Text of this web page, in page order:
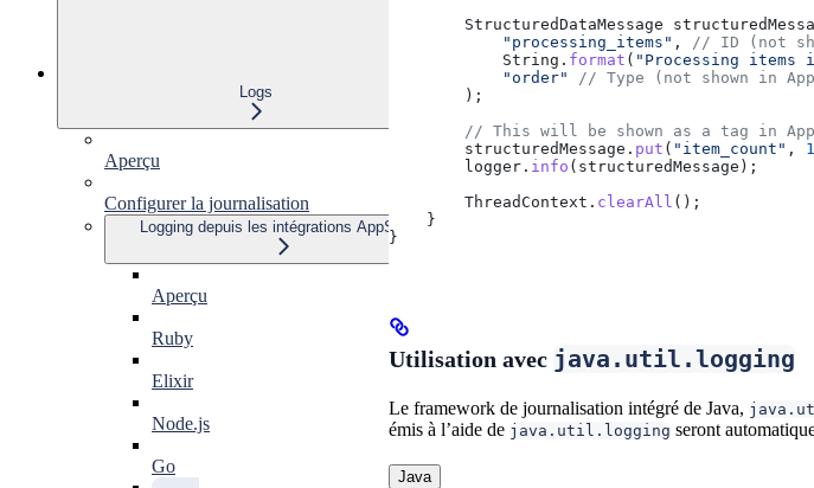
Logs
Aperçu
Configurer la journalisation
Logging depuis les intégrations AppSignal
Aperçu
Ruby
Elixir
Node.js
Go
        StructuredDataMessage
            "processing_items"
, // ID (not
            String
. format ( "Processing items
            "order"
// Type (not shown in
        );
// This will be shown as a tag in
        structuredMessage
. put ( "item_count" ,
        logger
. info (structuredMessage);
        ThreadContext
. clearAll ();
    }
}
Utilisation avec java.util.logging
Le framework de journalisation intégré de Java,
émis à l’aide de java.util.logging seront
Java